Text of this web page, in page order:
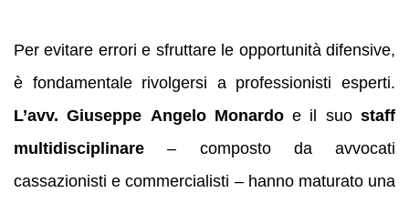
Per evitare errori e sfruttare le opportunità difensive,
è fondamentale rivolgersi a professionisti esperti.
L’avv. Giuseppe Angelo Monardoe il suostaff
multidisciplinare – composto da avvocati
cassazionisti e commercialisti – hanno maturato una